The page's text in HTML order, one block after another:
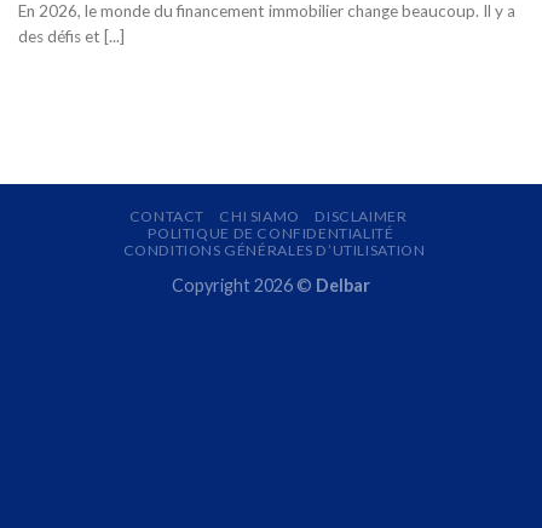
En 2026, le monde du financement immobilier change beaucoup. Il y a
des défis et [...]
CONTACT CHI SIAMO
DISCLAIMER
POLITIQUE DE CONFIDENTIALITÉ
CONDITIONS GÉNÉRALES D’UTILISATION
Copyright 2026 © Delbar